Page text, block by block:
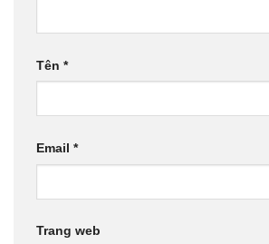
Tên *
Email *
Trang web